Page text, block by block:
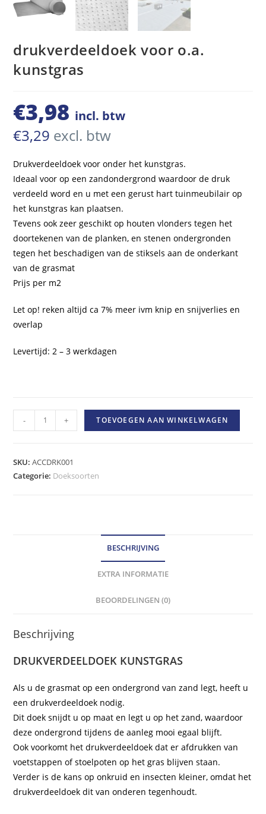
drukverdeeldoek voor o.a.
kunstgras
€3,98 incl. btw
€3,29 excl. btw
Drukverdeeldoek voor onder het kunstgras.
Ideaal voor op een zandondergrond waardoor de druk
verdeeld word en u met een gerust hart tuinmeubilair op
het kunstgras kan plaatsen.
Tevens ook zeer geschikt op houten vlonders tegen het
doortekenen van de planken, en stenen ondergronden
tegen het beschadigen van de stiksels aan de onderkant
van de grasmat
Prijs per m2
Let op! reken altijd ca 7% meer ivm knip en snijverlies en
overlap
Levertijd: 2 – 3 werkdagen
drukverdeeldoek
voor
kunstgras
hoeveelheid
- + TOEVOEGEN AAN WINKELWAGEN
SKU:ACCDRK001
Categorie: Doeksoorten
BESCHRIJVING
EXTRA INFORMATIE
BEOORDELINGEN (0)
Beschrijving
DRUKVERDEELDOEK KUNSTGRAS
Als u de grasmat op een ondergrond van zand legt, heeft u
een drukverdeeldoek nodig.
Dit doek snijdt u op maat en legt u op het zand, waardoor
deze ondergrond tijdens de aanleg mooi egaal blijft.
Ook voorkomt het drukverdeeldoek dat er afdrukken van
voetstappen of stoelpoten op het gras blijven staan.
Verder is de kans op onkruid en insecten kleiner, omdat het
drukverdeeldoek dit van onderen tegenhoudt.